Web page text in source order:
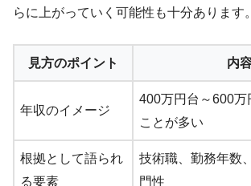
らに上がっていく可能性も十分あります。
見方のポイント 内
年収のイメージ
400万円台～600万
ことが多い
根拠として語られ
る要素
技術職、勤務年数
門性